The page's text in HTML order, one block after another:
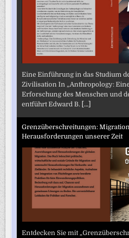
Eine Einführung in das Studium
Zivilisation In „Anthropology:
Erforschung des Menschen und
entführt Edward B. [...]
Grenzüberschreitungen:
Herausforderungen unserer Zeit
Entdecken Sie mit